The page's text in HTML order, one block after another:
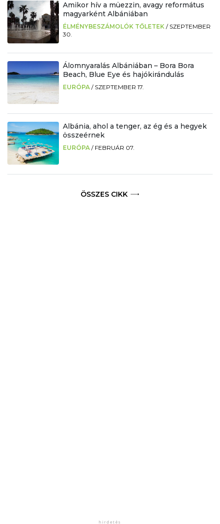
Amikor hív a müezzin, avagy református
magyarként Albániában
ÉLMÉNYBESZÁMOLÓK TŐLETEK / SZEPTEMBER
30.
Álomnyaralás Albániában – Bora Bora
Beach, Blue Eye és hajókirándulás
EURÓPA / SZEPTEMBER 17.
Albánia, ahol a tenger, az ég és a hegyek
összeérnek
EURÓPA / FEBRUÁR 07.
ÖSSZES CIKK